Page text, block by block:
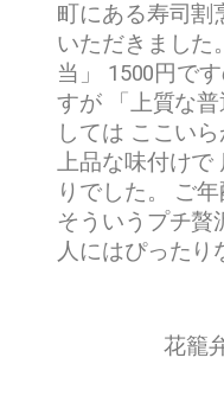
町にある寿司割
いただきました
当」 1500円で
すが 「上質な
しては ここい
上品な味付けで
りでした。 ご
そういうプチ贅
人にはぴったり
花籠